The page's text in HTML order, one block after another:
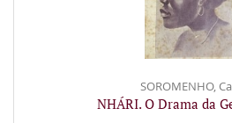
SOROMENHO,
NHÁRI. O Drama da